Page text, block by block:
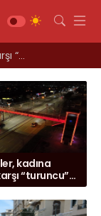
kadına
“turuncu”